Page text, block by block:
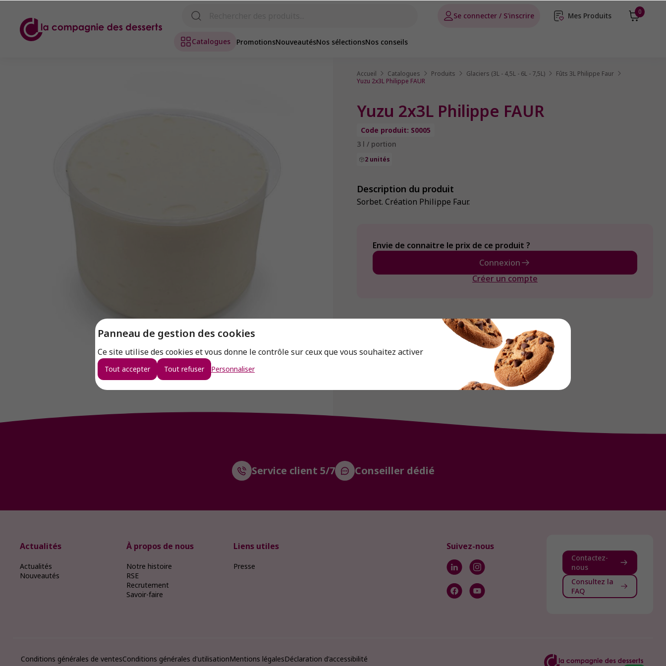
Panneau de gestion des cookies
Ce site utilise des cookies et vous donne le contrôle sur ceux que vous souhaitez activer
Tout accepter Tout refuser Personnaliser
Se connecter / S'inscrire 0
Mes Produits
Catalogues PromotionsNouveautésNos sélectionsNos conseils
Accueil Catalogues Produits Glaciers (3L - 4,5L - 6L - 7,5L)
Fûts 3L Philippe Faur
Yuzu 2x3L Philippe FAUR
Yuzu 2x3L Philippe FAUR
Code produit: S0005
3 l / portion
2 unités
Description du produit
Sorbet. Création Philippe Faur.
Envie de connaitre le prix de ce produit ?
Connexion
Créer un compte
Service client 5/7 Conseiller dédié
Actualités
Actualités
Nouveautés
À propos de nous
Notre histoire
RSE
Recrutement
Savoir-faire
Liens utiles
Presse
Suivez-nous
Contactez-
nous
Consultez la
FAQ
Conditions générales de ventesConditions générales d'utilisationMentions légalesDéclaration d'accessibilité